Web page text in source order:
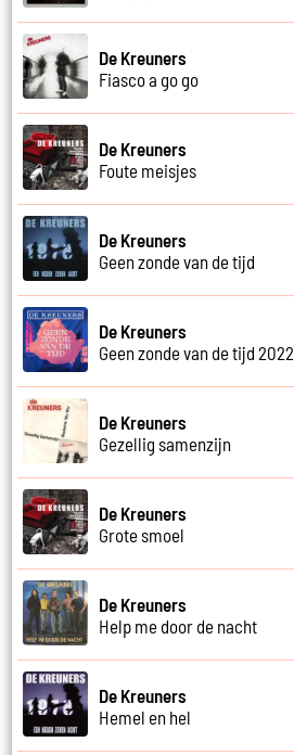
De Kreuners
Fiasco a go go
De Kreuners
Foute meisjes
De Kreuners
Geen zonde van de tijd
De Kreuners
Geen zonde van de tijd 2022
De Kreuners
Gezellig samenzijn
De Kreuners
Grote smoel
De Kreuners
Help me door de nacht
De Kreuners
Hemel en hel